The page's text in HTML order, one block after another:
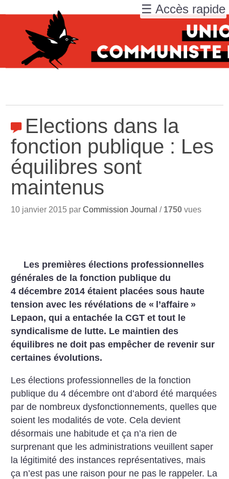
Elections dans la
fonction publique : Les
équilibres sont
maintenus
10 janvier 2015 parCommission Journal / 1750 vues
Les premières élections professionnelles
générales de la fonction publique du
4 décembre 2014 étaient placées sous haute
tension avec les révélations de « l’affaire »
Lepaon, qui a entachée la CGT et tout le
syndicalisme de lutte. Le maintien des
équilibres ne doit pas empêcher de revenir sur
certaines évolutions.
Les élections professionnelles de la fonction
publique du 4 décembre ont d’abord été marquées
par de nombreux dysfonctionnements, quelles que
soient les modalités de vote. Cela devient
désormais une habitude et ça n’a rien de
surprenant que les administrations veuillent saper
la légitimité des instances représentatives, mais
ça n’est pas une raison pour ne pas le rappeler. La
☰ Accès rapide